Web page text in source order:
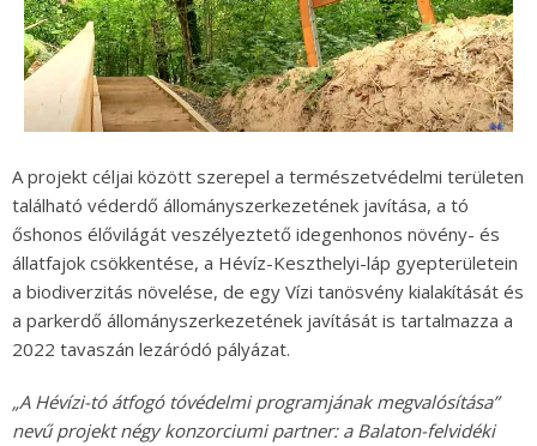
A projekt céljai között szerepel a természetvédelmi területen
található véderdő állományszerkezetének javítása, a tó
őshonos élővilágát veszélyeztető idegenhonos növény- és
állatfajok csökkentése, a Hévíz-Keszthelyi-láp gyepterületein
a biodiverzitás növelése, de egy Vízi tanösvény kialakítását és
a parkerdő állományszerkezetének javítását is tartalmazza a
2022 tavaszán lezáródó pályázat.
„A Hévízi-tó átfogó tóvédelmi programjának megvalósítása”
nevű projekt négy konzorciumi partner: a Balaton-felvidéki